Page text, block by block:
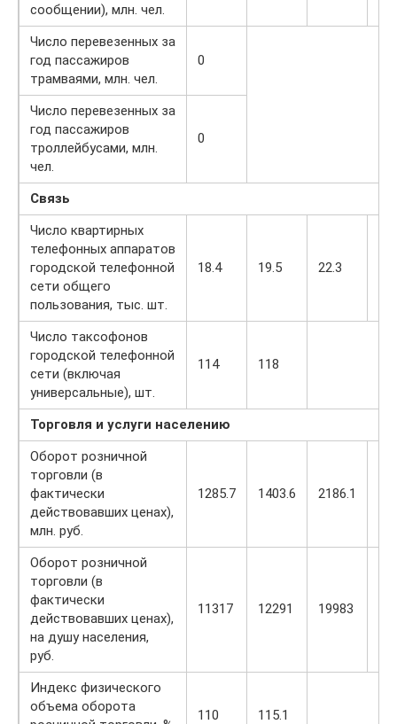
сообщении), млн. чел.
Число перевезенных за
год пассажиров
трамваями, млн. чел.
0
Число перевезенных за
год пассажиров
троллейбусами, млн.
чел.
0
Связь
Число квартирных
телефонных аппаратов
городской телефонной
сети общего
пользования, тыс. шт.
18.4 19.5 22.3
Число таксофонов
городской телефонной
сети (включая
универсальные), шт.
114 118
Торговля и услуги населению
Оборот розничной
торговли (в
фактически
действовавших ценах),
млн. руб.
1285.7 1403.6 2186.1
Оборот розничной
торговли (в
фактически
действовавших ценах),
на душу населения,
руб.
11317 12291 19983
Индекс физического
объема оборота
110 115.1